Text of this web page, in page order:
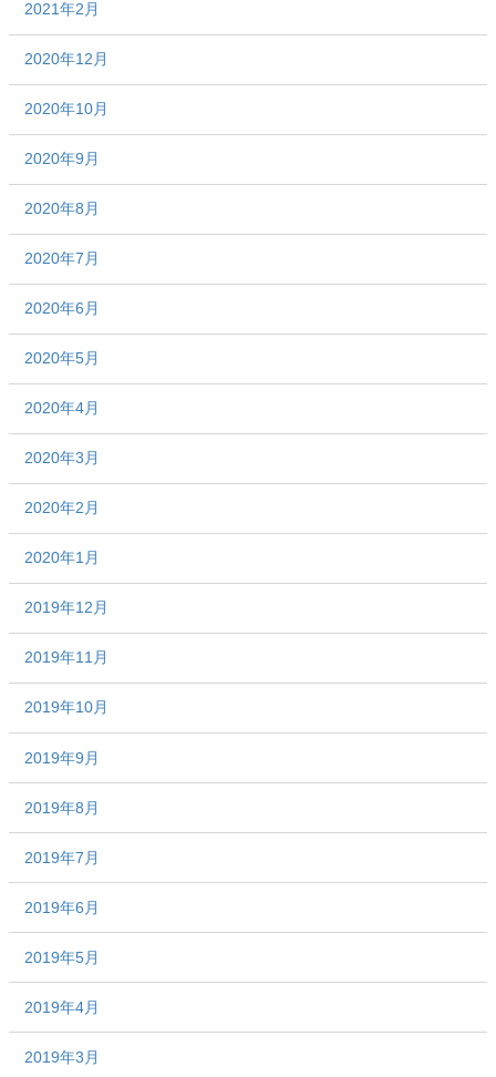
2021年2月
2020年12月
2020年10月
2020年9月
2020年8月
2020年7月
2020年6月
2020年5月
2020年4月
2020年3月
2020年2月
2020年1月
2019年12月
2019年11月
2019年10月
2019年9月
2019年8月
2019年7月
2019年6月
2019年5月
2019年4月
2019年3月